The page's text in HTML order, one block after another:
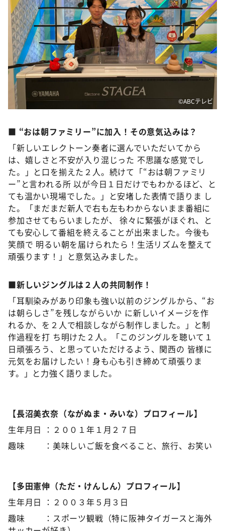
©ABCテレビ
■ “おは朝ファミリー”に加入！その意気込みは？
「新しいエレクトーン奏者に選んでいただいてから
は、嬉しさと不安が入り混じった 不思議な感覚でし
た。」と口を揃えた２人。続けて「“おは朝ファミリ
ー”と言われる所 以が今日１日だけでもわかるほど、と
ても温かい現場でした。」と安堵した表情で語りま し
た。「まだまだ新人で右も左もわからないまま番組に
参加させてもらいましたが、 徐々に緊張がほぐれ、と
ても安心して番組を終えることが出来ました。今後も
笑顔で 明るい朝を届けられたら！生活リズムを整えて
頑張ります！」と意気込みました。
■新しいジングルは２人の共同制作！
「耳馴染みがあり印象も強い以前のジングルから、“お
は朝らしさ”を残しながらいか に新しいイメージを作
れるか、を２人で相談しながら制作しました。」と制
作過程を打 ち明けた２人。「このジングルを聴いて１
日頑張ろう、と思っていただけるよう、関西の 皆様に
元気をお届けしたい！身も心も引き締めて頑張りま
す。」と力強く語りました。
【長沼美衣奈（ながぬま・みいな）プロフィール】
生年月日 ：２００１年１月２７日
趣味 ：美味しいご飯を食べること、旅行、お笑い
【多田憲伸（ただ・けんしん）プロフィール】
生年月日 ：２００３年５月３日
趣味 ：スポーツ観戦（特に阪神タイガースと海外